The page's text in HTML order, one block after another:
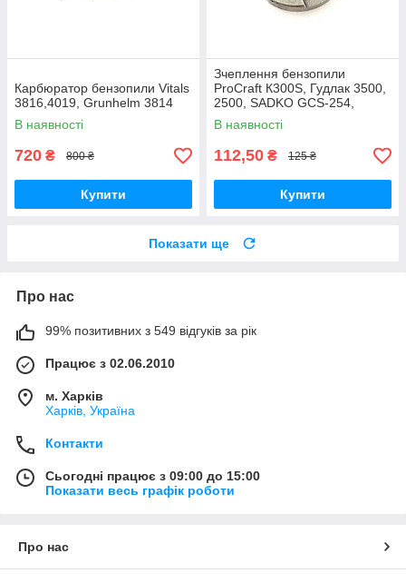
Карбюратор бензопили Vitals
3816,4019, Grunhelm 3814
В наявності
720 ₴ 800 ₴
Купити
Зчеплення бензопили
ProCraft К300S, Гудлак 3500,
2500, SADKO GCS-254,
VITALS BKZ 2509r, Білорус
26-3700
В наявності
112,50 ₴ 125 ₴
Купити
Показати ще
Про нас
99% позитивних з 549 відгуків за рік
Працює з 02.06.2010
м. Харків
Харків, Україна
Контакти
Сьогодні працює з 09:00 до 15:00
Показати весь графік роботи
Про нас